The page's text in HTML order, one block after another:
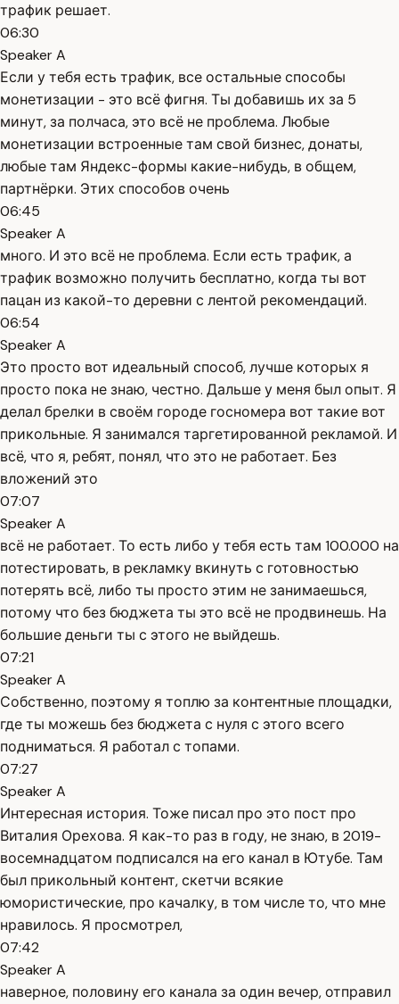
трафик решает.
06:30
Speaker A
Если у тебя есть трафик, все остальные способы
монетизации - это всё фигня. Ты добавишь их за 5
минут, за полчаса, это всё не проблема. Любые
монетизации встроенные там свой бизнес, донаты,
любые там Яндекс-формы какие-нибудь, в общем,
партнёрки. Этих способов очень
06:45
Speaker A
много. И это всё не проблема. Если есть трафик, а
трафик возможно получить бесплатно, когда ты вот
пацан из какой-то деревни с лентой рекомендаций.
06:54
Speaker A
Это просто вот идеальный способ, лучше которых я
просто пока не знаю, честно. Дальше у меня был опыт. Я
делал брелки в своём городе госномера вот такие вот
прикольные. Я занимался таргетированной рекламой. И
всё, что я, ребят, понял, что это не работает. Без
вложений это
07:07
Speaker A
всё не работает. То есть либо у тебя есть там 100.000 на
потестировать, в рекламку вкинуть с готовностью
потерять всё, либо ты просто этим не занимаешься,
потому что без бюджета ты это всё не продвинешь. На
большие деньги ты с этого не выйдешь.
07:21
Speaker A
Собственно, поэтому я топлю за контентные площадки,
где ты можешь без бюджета с нуля с этого всего
подниматься. Я работал с топами.
07:27
Speaker A
Интересная история. Тоже писал про это пост про
Виталия Орехова. Я как-то раз в году, не знаю, в 2019-
восемнадцатом подписался на его канал в Ютубе. Там
был прикольный контент, скетчи всякие
юмористические, про качалку, в том числе то, что мне
нравилось. Я просмотрел,
07:42
Speaker A
наверное, половину его канала за один вечер, отправил